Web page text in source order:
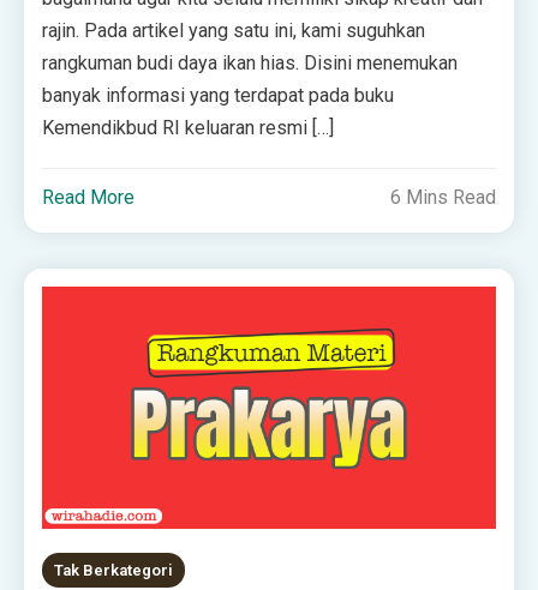
rajin. Pada artikel yang satu ini, kami suguhkan
rangkuman budi daya ikan hias. Disini menemukan
banyak informasi yang terdapat pada buku
Kemendikbud RI keluaran resmi […]
Read More 6 Mins Read
Tak Berkategori